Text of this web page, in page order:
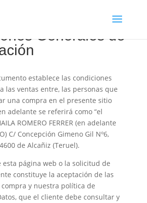
Generales de
establece las condiciones
las ventas entre, las personas que
una compra en el presente sitio
adelante se referirá como “el
ROMERO FERRER (en adelante
C/ Concepción Gimeno Gil Nº6,
de Alcañiz (Teruel).
esta página web o la solicitud de
constituye la aceptación de las
y nuestra política de
que el cliente debe consultar y